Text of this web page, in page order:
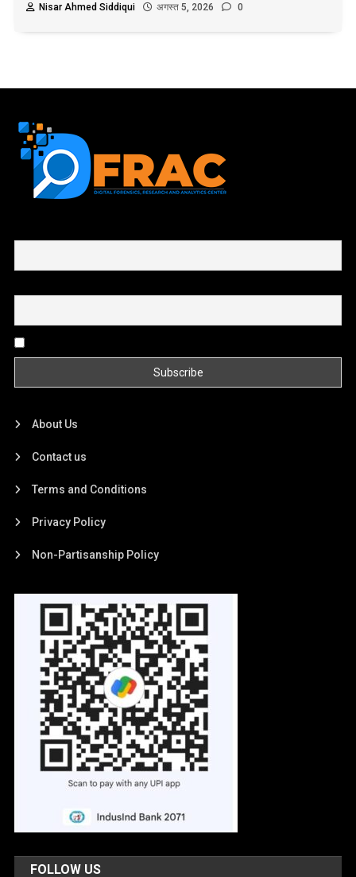
Nisar Ahmed Siddiqui
अगस्त 5, 2026 0
About Us
Contact us
Terms and Conditions
Privacy Policy
Non-Partisanship Policy
FOLLOW US